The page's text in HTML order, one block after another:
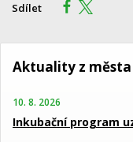
Sdílet
Aktuality z města
10. 8. 2026
Inkubační program